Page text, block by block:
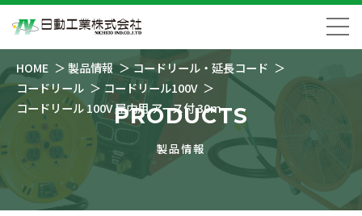
HOME 製品情報
コードリール・延長コード
コードリール
コードリール100V
コードリール 100V 屋内用 アース付 30m
PRODUCTS
製品情報